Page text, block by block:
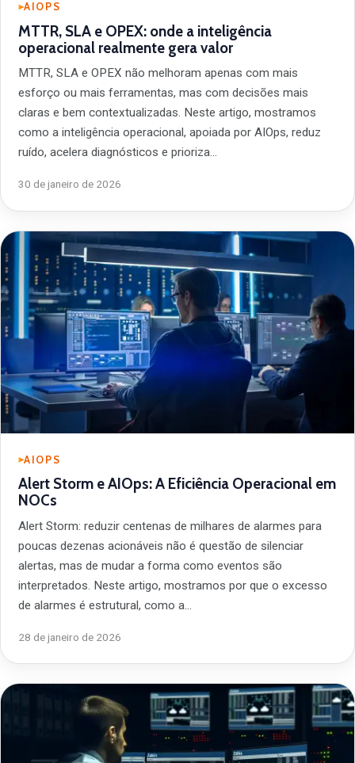
AIOPS
MTTR, SLA e OPEX: onde a inteligência
operacional realmente gera valor
MTTR, SLA e OPEX não melhoram apenas com mais
esforço ou mais ferramentas, mas com decisões mais
claras e bem contextualizadas. Neste artigo, mostramos
como a inteligência operacional, apoiada por AIOps, reduz
ruído, acelera diagnósticos e prioriza…
30 de janeiro de 2026
AIOPS
Alert Storm e AIOps: A Eficiência Operacional em
NOCs
Alert Storm: reduzir centenas de milhares de alarmes para
poucas dezenas acionáveis não é questão de silenciar
alertas, mas de mudar a forma como eventos são
interpretados. Neste artigo, mostramos por que o excesso
de alarmes é estrutural, como a…
28 de janeiro de 2026